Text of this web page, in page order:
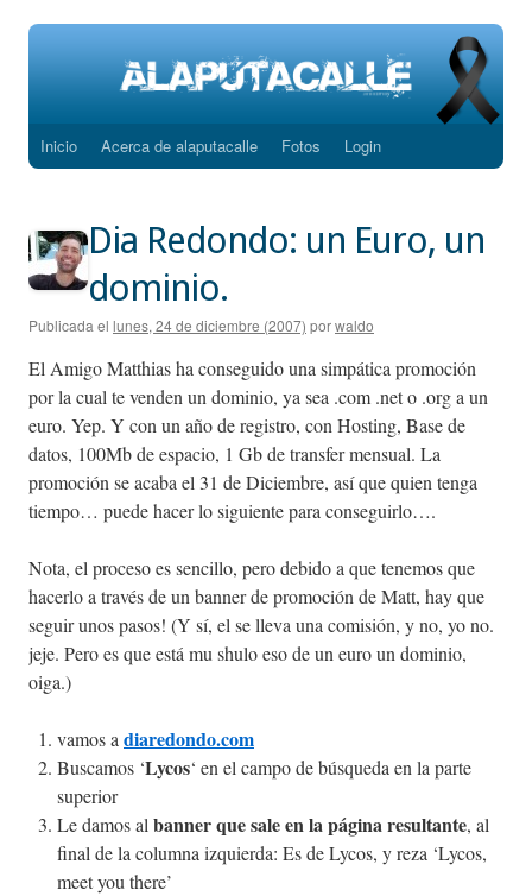
Saltar
contenido
Inicio Acerca de alaputacalle Fotos Login
Dia Redondo: un Euro, un
dominio.
Publicada el lunes, 24 de diciembre (2007) porwaldo
El Amigo Matthias ha conseguido una simpática promoción
por la cual te venden un dominio, ya sea .com .net o .org a un
euro. Yep. Y con un año de registro, con Hosting, Base de
datos, 100Mb de espacio, 1 Gb de transfer mensual. La
promoción se acaba el 31 de Diciembre, así que quien tenga
tiempo… puede hacer lo siguiente para conseguirlo….
Nota, el proceso es sencillo, pero debido a que tenemos que
hacerlo a través de un banner de promoción de Matt, hay que
seguir unos pasos! (Y sí, el se lleva una comisión, y no, yo no.
jeje. Pero es que está mu shulo eso de un euro un dominio,
oiga.)
vamos adiaredondo.com
Buscamos ‘Lycos‘ en el campo de búsqueda en la parte
superior
Le damos albanner que sale en la página resultante, al
final de la columna izquierda: Es de Lycos, y reza ‘Lycos,
meet you there’